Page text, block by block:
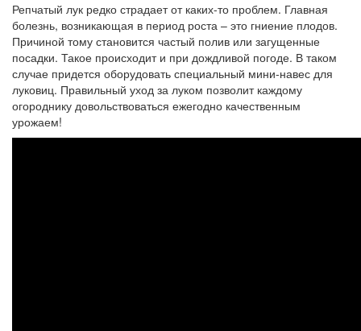
Репчатый лук редко страдает от каких-то проблем. Главная
болезнь, возникающая в период роста – это гниение плодов.
Причиной тому становится частый полив или загущенные
посадки. Такое происходит и при дождливой погоде. В таком
случае придется оборудовать специальный мини-навес для
луковиц. Правильный уход за луком позволит каждому
огороднику довольствоваться ежегодно качественным
урожаем!